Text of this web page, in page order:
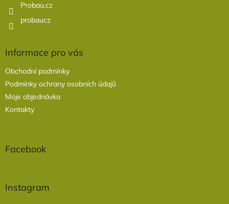
Probau.cz
probaucz
Informace pro vás
Obchodní podmínky
Podmínky ochrany osobních údajů
Moje objednávka
Kontakty
Facebook
Instagram